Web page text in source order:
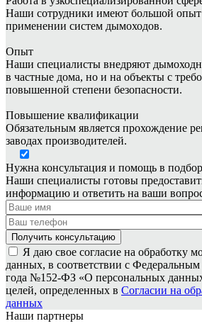
Наши сотрудники имеют большой опыт
применении систем дымоходов.
Опыт
Наши специалисты внедряют
в частные дома, но и на объекты с
повышенной степени безопасности.
Повышение квалификации
Обязательным является прохождение
заводах производителей.
Нужна консультация и помощь в
Наши специалисты готовы
информацию и ответить на ваши
Я даю свое согласие на обработку
данных, в соответствии с Федеральным
года №152-ФЗ «О персональных
целей, определенных в Согласии на
данных
Наши партнеры